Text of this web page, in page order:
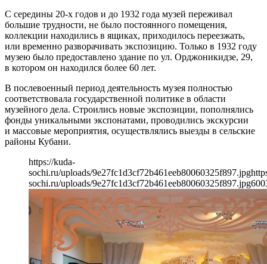
С середины 20-х годов и до 1932 года музей переживал
большие трудности, не было постоянного помещения,
коллекции находились в ящиках, приходилось переезжать,
или временно разворачивать экспозицию. Только в 1932 году
музею было предоставлено здание по ул. Орджоникидзе, 29,
в котором он находился более 60 лет.
В послевоенный период деятельность музея полностью
соответствовала государственной политике в области
музейного дела. Строились новые экспозиции, пополнялись
фонды уникальными экспонатами, проводились экскурсии
и массовые мероприятия, осуществлялись выезды в сельские
районы Кубани.
https://kuda-
sochi.ru/uploads/9e27fc1d3cf72b461eeb80060325f897.jpg
sochi.ru/uploads/9e27fc1d3cf72b461eeb80060325f897.jpg600